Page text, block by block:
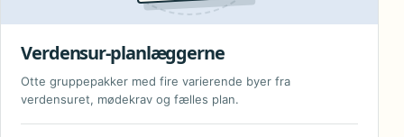
Verdensur-planlæggerne
Otte gruppepakker med fire varierende byer fra
verdensuret, mødekrav og fælles plan.